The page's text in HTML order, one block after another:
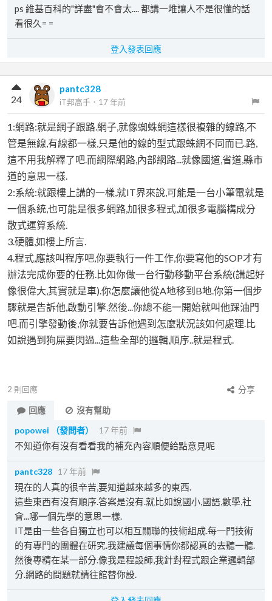
ps 維基百科的"詳盡"會不會太.... 都講一堆讓人不是很懂的話
看很久= =
登入發表回應
pantc328
iT邦高手 ． 17 年前
24
1:網路:就是網子跟路.網子,就像蜘蛛網這樣很複雜的線路,不
管是無線,有線都一樣,只是他的線的型式跟蛛網不同而已.路,
這不用我解釋了吧.而網際網路,內部網路...就像國道,省道,縣市
道的意思一樣.
2:系統:就跟樓上講的一樣,就IT界來說,可能是一台小筆電就是
一個系統,也可能是很多網路,加很多程式,加很多電腦構成分
散式運算系統.
3.硬體,如樓上所言.
4.程式,應該叫程序吧,你要執行一件工作,你要寫他的SOP才有
辦法完成你要的任務.比如你做一台行動移動平台系統(講起好
像很偉大,其實就是車).你怎麼讓他從A地移到B地.你第一個步
驟就是告訴他,啟動引擎.然後...你總不能一開始就叫他踩油門
吧.而引擎發動後,你就要告訴他遇到怎麼狀況該如何處理.比
如說遇到狗屎要閃過...這些全部的邏輯,順序..就是程式.
2 則回應
分享
回應
沒有幫助
popowei
（發問者） 17 年前
不知道你有沒有看看我的補充內容順便給點意見呢
pantc328 17 年前
現在的人真的很辛苦,要知道越來越多的東西.
這些東西有沒有順序.答案是沒有.就比如說國小,國語,數學,社
會...哪一個先學的意思一樣.
IT是由一些各自獨立也可以相互關聯的技術組成.每一門技術
的有專門的團體在研究.我建議每個事情你都認真的去聽一聽.
然後專精在某一部分.像我是程設師,我針對程式跟企業邏輯部
分.網路的問題就請往館替你設.